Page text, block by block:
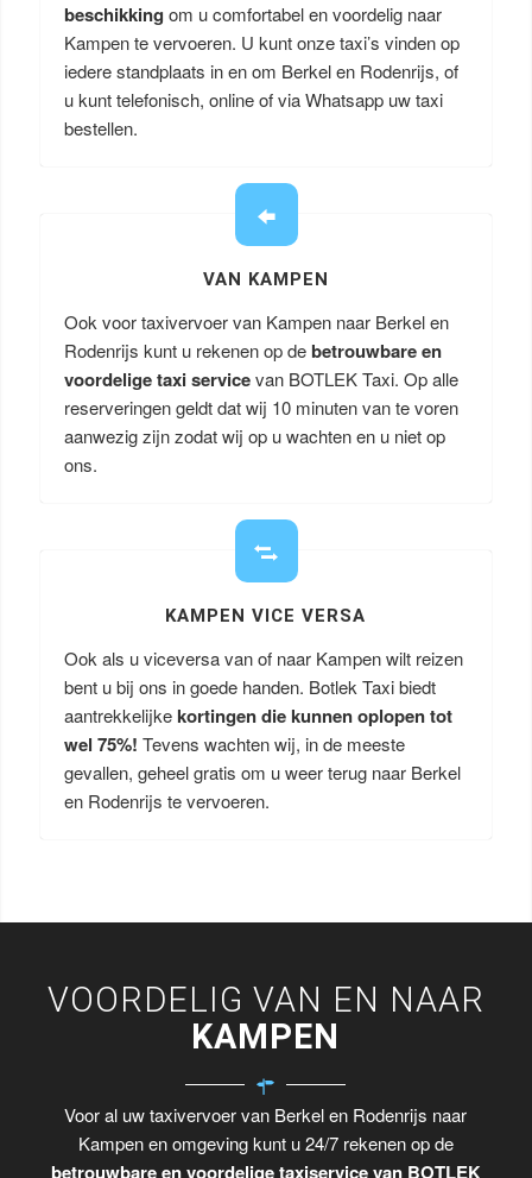
beschikking om u comfortabel en voordelig naar
Kampen te vervoeren. U kunt onze taxi’s vinden op
iedere standplaats in en om Berkel en Rodenrijs, of
u kunt telefonisch, online of via Whatsapp uw taxi
bestellen.
VAN KAMPEN
Ook voor taxivervoer van Kampen naar Berkel en
Rodenrijs kunt u rekenen op debetrouwbare en
voordelige taxi servicevan BOTLEK Taxi. Op alle
reserveringen geldt dat wij 10 minuten van te voren
aanwezig zijn zodat wij op u wachten en u niet op
ons.
KAMPEN VICE VERSA
Ook als u viceversa van of naar Kampen wilt reizen
bent u bij ons in goede handen. Botlek Taxi biedt
aantrekkelijkekortingen die kunnen oplopen tot
wel 75%! Tevens wachten wij, in de meeste
gevallen, geheel gratis om u weer terug naar Berkel
en Rodenrijs te vervoeren.
VOORDELIG VAN EN NAAR
KAMPEN
Voor al uw taxivervoer van Berkel en Rodenrijs naar
Kampen en omgeving kunt u 24/7 rekenen op de
betrouwbare en voordelige taxiservice van BOTLEK